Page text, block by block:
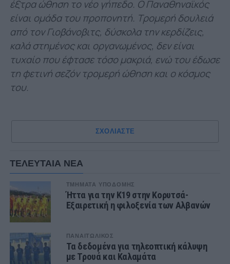
έξτρα ώθηση το νέο γήπεδο. Ο Παναθηναϊκός
είναι ομάδα του προπονητή. Τρομερή δουλειά
από τον Γιοβάνοβιτς, δύσκολα την κερδίζεις,
καλά στημένος και οργανωμένος, δεν είναι
τυχαίο που έφτασε τόσο μακριά, ενώ του έδωσε
τη φετινή σεζόν τρομερή ώθηση και ο κόσμος
του.
ΣΧΟΛΙΑΣΤΕ
ΤΕΛΕΥΤΑΙΑ ΝΕΑ
ΤΜΗΜΑΤΑ ΥΠΟΔΟΜΗΣ
Ήττα για την Κ19 στην Κορυτσά-
Εξαιρετική η φιλοξενία των Αλβανών
ΠΑΝΑΙΤΩΛΙΚΟΣ
Τα δεδομένα για τηλεοπτική κάλυψη
με Τρουά και Καλαμάτα